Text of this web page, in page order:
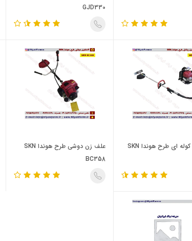
GJD330
علف زن کوله ای طرح هوندا SKN
علف زن دوشی طرح هوندا SKN
BC358